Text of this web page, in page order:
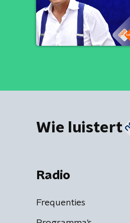
Wie luistert
Radio
Frequenties